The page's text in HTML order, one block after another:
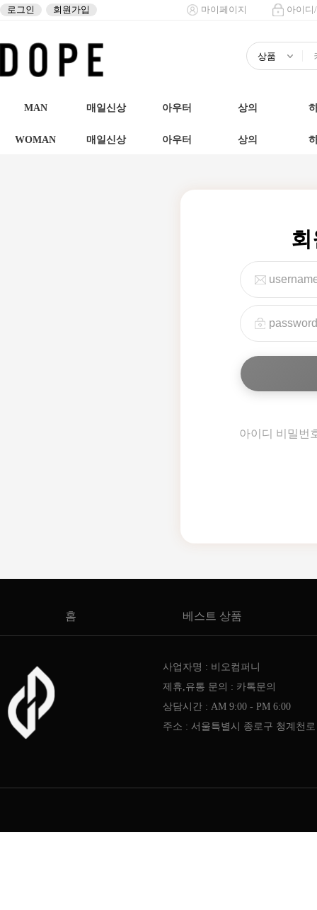
로그인 회원가입 마이페이지 아이디
MAN 매일신상 아우터 상의
WOMAN 매일신상 아우터 상의
아이디 비밀번
홈 베스트 상품
사업자명 : 비오컴퍼니
제휴,유통 문의 : 카톡문의
상담시간 : AM 9:00 - PM 6:00
주소 : 서울특별시 종로구 청계천로